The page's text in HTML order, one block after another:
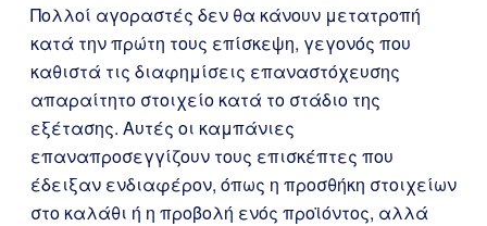
Πολλοί αγοραστές δεν θα κάνουν μετατροπή
κατά την πρώτη τους επίσκεψη, γεγονός που
καθιστά τις διαφημίσεις επαναστόχευσης
απαραίτητο στοιχείο κατά το στάδιο της
εξέτασης. Αυτές οι καμπάνιες
επαναπροσεγγίζουν τους επισκέπτες που
έδειξαν ενδιαφέρον, όπως η προσθήκη στοιχείων
στο καλάθι ή η προβολή ενός προϊόντος, αλλά